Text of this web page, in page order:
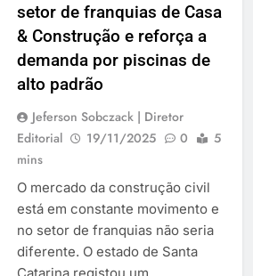
setor de franquias de Casa
& Construção e reforça a
demanda por piscinas de
alto padrão
Jeferson Sobczack | Diretor
Editorial
19/11/2025 0
5
mins
O mercado da construção civil
está em constante movimento e
no setor de franquias não seria
diferente. O estado de Santa